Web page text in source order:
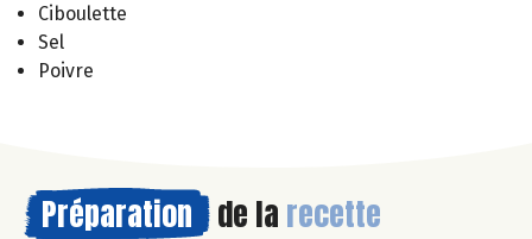
Ciboulette
Sel
Poivre
Préparation de la recette